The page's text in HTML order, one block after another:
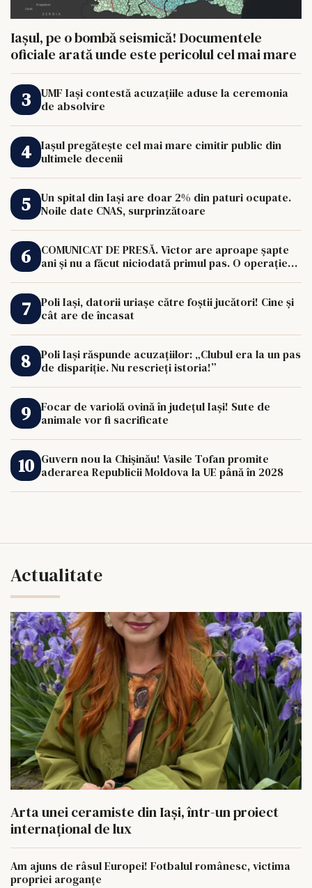
Iașul, pe o bombă seismică! Documentele
oficiale arată unde este pericolul cel mai mare
UMF Iași contestă acuzațiile aduse la ceremonia
de absolvire
Iașul pregătește cel mai mare cimitir public din
ultimele decenii
Un spital din Iași are doar 2% din paturi ocupate.
Noile date CNAS, surprinzătoare
COMUNICAT DE PRESĂ. Victor are aproape șapte
ani și nu a făcut niciodată primul pas. O operație
Poli Iași, datorii uriașe către foștii jucători! Cine și
cât are de încasat
Poli Iași răspunde acuzațiilor: „Clubul era la un pas
de dispariție. Nu rescrieți istoria!”
Focar de variolă ovină în județul Iași! Sute de
animale vor fi sacrificate
Guvern nou la Chișinău! Vasile Tofan promite
aderarea Republicii Moldova la UE până în 2028
Actualitate
Arta unei ceramiste din Iași, într-un proiect
internațional de lux
Am ajuns de râsul Europei! Fotbalul românesc, victima
propriei aroganțe